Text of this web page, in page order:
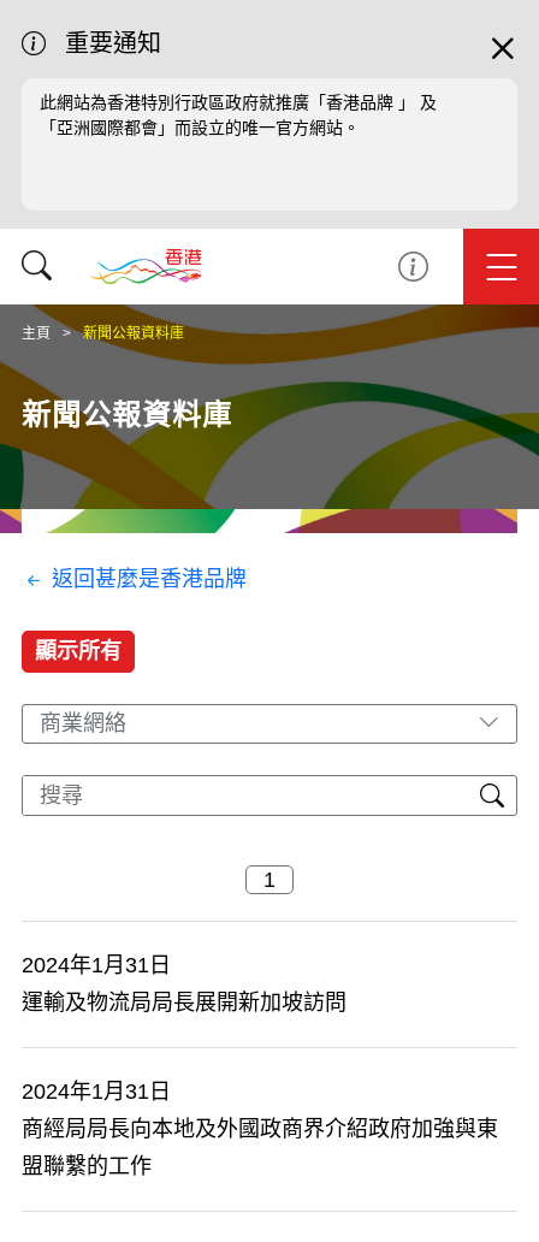
重要通知
此網站為香港特別行政區政府就推廣「香港品牌 」 及
「亞洲國際都會」而設立的唯一官方網站。
主頁 新聞公報資料庫
新聞公報資料庫
返回甚麼是香港品牌
顯示所有
商業網絡
2024年1月31日
運輸及物流局局長展開新加坡訪問
2024年1月31日
商經局局長向本地及外國政商界介紹政府加強與東
盟聯繫的工作